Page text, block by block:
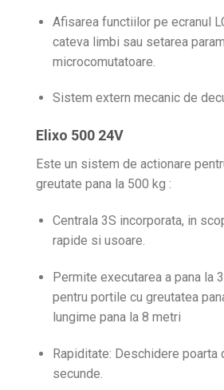
Afisarea functiilor pe ecranul
cateva limbi sau setarea
microcomutatoare.
Sistem extern mecanic de
Elixo 500 24V
Este un sistem de actionare
greutate pana la 500 kg :
Centrala 3S incorporata, in
rapide si usoare.
Permite executarea a pana la
pentru portile cu greutatea
lungime pana la 8 metri
Rapiditate: Deschidere poarta
secunde.